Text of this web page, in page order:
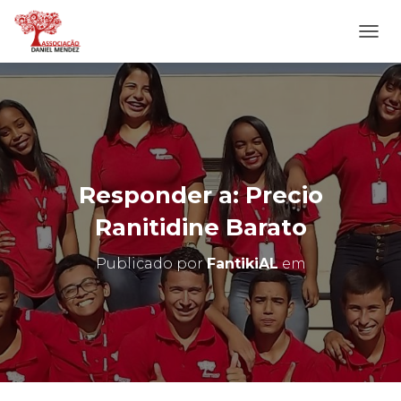
L
T
E
R
N
A
N
A
E
G
O
Responder a: Precio
Ranitidine Barato
Publicado porFantikiALem